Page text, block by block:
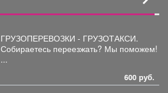
ГРУЗОПЕРЕВОЗКИ - ГРУЗОТАКСИ.
Собираетесь переезжать? Мы поможем!
...
600 руб.